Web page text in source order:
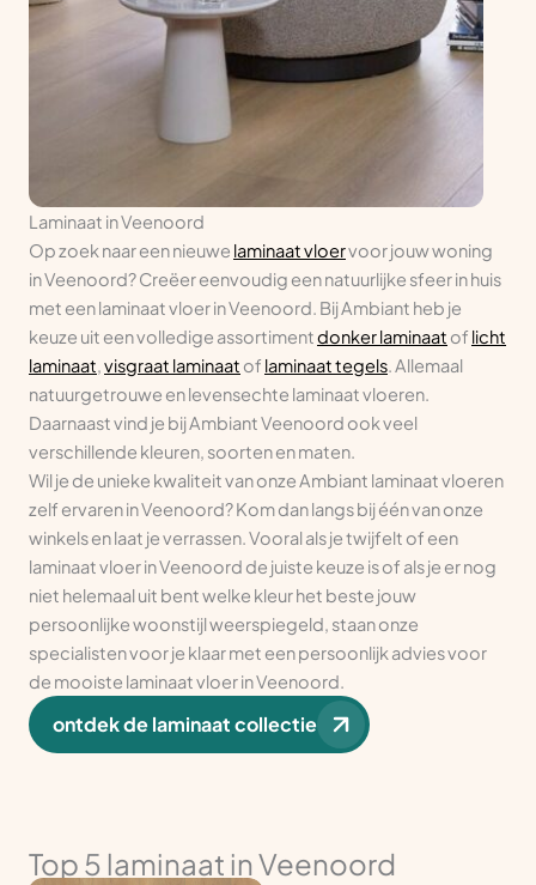
Laminaat in Veenoord
Op zoek naar een nieuwe laminaat vloervoor jouw woning
in Veenoord? Creëer eenvoudig een natuurlijke sfeer in huis
met een laminaat vloer in Veenoord. Bij Ambiant heb je
keuze uit een volledige assortimentdonker laminaat of licht
laminaat,visgraat laminaat of laminaat tegels. Allemaal
natuurgetrouwe en levensechte laminaat vloeren.
Daarnaast vind je bij Ambiant Veenoord ook veel
verschillende kleuren, soorten en maten.
Wil je de unieke kwaliteit van onze Ambiant laminaat vloeren
zelf ervaren in Veenoord? Kom dan langs bij één van onze
winkels en laat je verrassen. Vooral als je twijfelt of een
laminaat vloer in Veenoord de juiste keuze is of als je er nog
niet helemaal uit bent welke kleur het beste jouw
persoonlijke woonstijl weerspiegeld, staan onze
specialisten voor je klaar met een persoonlijk advies voor
de mooiste laminaat vloer in Veenoord.
ontdek de laminaat collectie
Top 5 laminaat in Veenoord